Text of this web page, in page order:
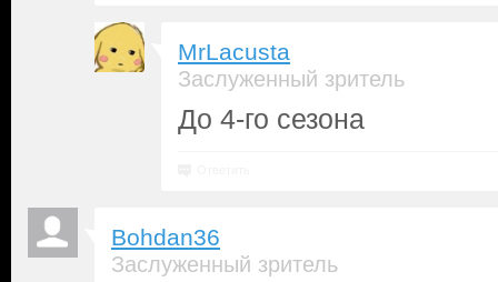
MrLacusta
Заслуженный зритель
До 4-го сезона
Bohdan36
Заслуженный зритель